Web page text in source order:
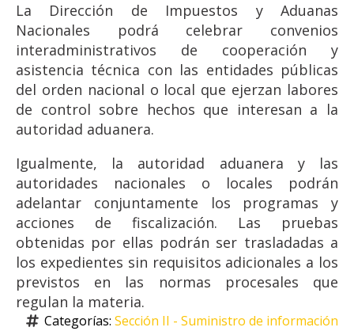
La Dirección de Impuestos y Aduanas
Nacionales podrá celebrar convenios
interadministrativos de cooperación y
asistencia técnica con las entidades públicas
del orden nacional o local que ejerzan labores
de control sobre hechos que interesan a la
autoridad aduanera.
Igualmente, la autoridad aduanera y las
autoridades nacionales o locales podrán
adelantar conjuntamente los programas y
acciones de fiscalización. Las pruebas
obtenidas por ellas podrán ser trasladadas a
los expedientes sin requisitos adicionales a los
previstos en las normas procesales que
regulan la materia.
Categorías: Sección II - Suministro de información